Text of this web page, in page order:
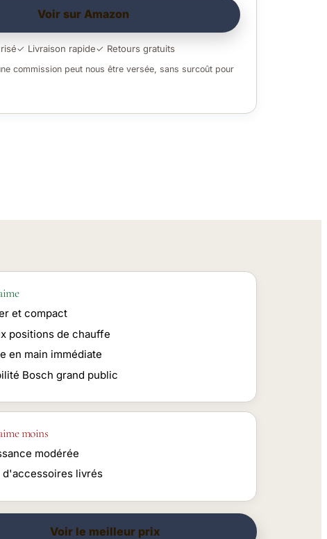
Voir sur Amazon
✓ Livraison rapide✓ Retours gratuits
commission peut nous être versée, sans surcoût pour
et compact
positions de chauffe
en main immédiate
Bosch grand public
moins
modérée
d'accessoires livrés
Voir le meilleur prix